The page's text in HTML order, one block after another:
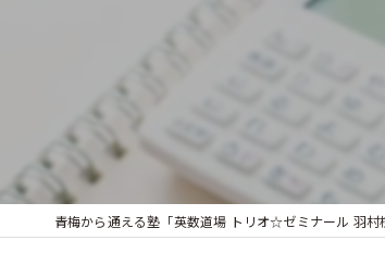
受験対策
青梅から通える塾「英数道場 トリオ☆ゼミナール 羽村